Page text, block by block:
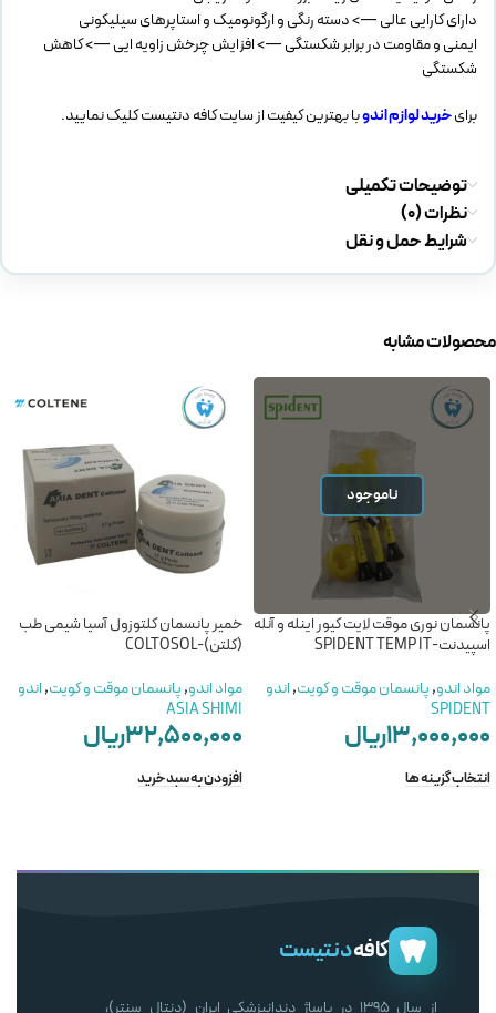
دارای کارایی عالی —> دسته رنگی و ارگونومیک و استاپرهای سیلیکونی
ایمنی و مقاومت در برابر شکستگی —> افزایش چرخش زاویه ایی —> کاهش
شکستگی
برایخرید لوازم اندوبا بهترین کیفیت از سایت کافه دنتیست کلیک نمایید.
توضیحات تکمیلی
نظرات (0)
شرایط حمل و نقل
محصولات مشابه
ناموجود
پانسمان نوری موقت لایت کیور اینله و آنله
اسپیدنت-SPIDENT TEMP IT
مواد اندو,پانسمان موقت و کویت,اندو
SPIDENT
۱۳,۰۰۰,۰۰۰ریال
انتخاب گزینه ها
خمیر پانسمان کلتوزول آسیا شیمی طب
(کلتن)-COLTOSOL
مواد اندو,پانسمان موقت و کویت,اندو
ASIA SHIMI
۳۲,۵۰۰,۰۰۰ریال
افزودن به سبد خرید
کافهدنتیست
از سال ۱۳۹۵ در پاساژ دندانپزشکی ایران (دنتال سنتر)،